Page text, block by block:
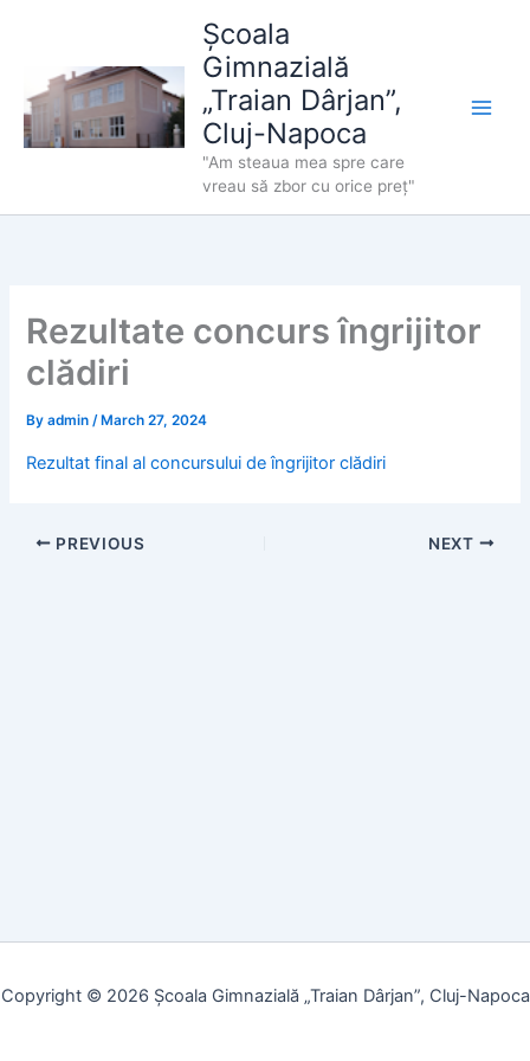
content
Școala
Gimnazială
„Traian Dârjan”,
Cluj-Napoca
"Am steaua mea spre care
vreau să zbor cu orice preț"
Rezultate concurs îngrijitor
clădiri
Byadmin/ March 27, 2024
Rezultat final al concursului de îngrijitor clădiri
PREVIOUS NEXT
Copyright © 2026 Școala Gimnazială „Traian Dârjan”, Cluj-Napoca